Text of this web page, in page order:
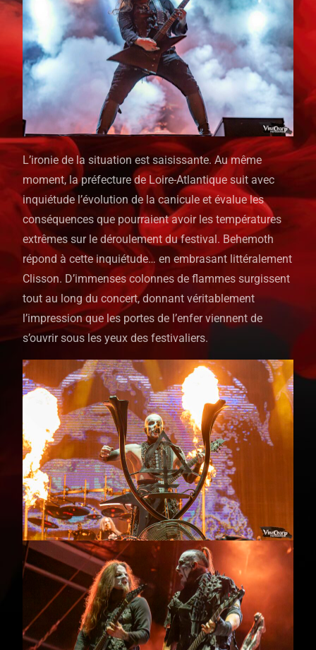
L’ironie de la situation est saisissante. Au même
moment, la préfecture de Loire-Atlantique suit avec
inquiétude l’évolution de la canicule et évalue les
conséquences que pourraient avoir les températures
extrêmes sur le déroulement du festival. Behemoth
répond à cette inquiétude… en embrasant littéralement
Clisson. D’immenses colonnes de flammes surgissent
tout au long du concert, donnant véritablement
l’impression que les portes de l’enfer viennent de
s’ouvrir sous les yeux des festivaliers.